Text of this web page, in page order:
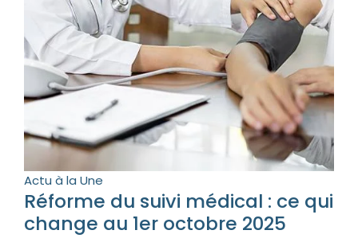
Actu à la Une
Réforme du suivi médical : ce qui
change au 1er octobre 2025